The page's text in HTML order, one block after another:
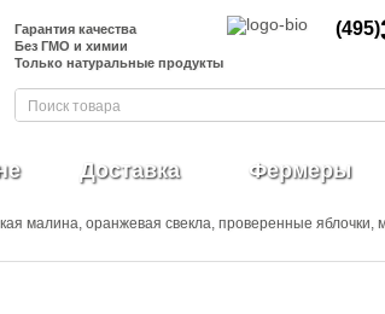
Гарантия качества
Без ГМО и химии
Только натуральные продукты
(495)
Доставка Фермеры
малина, оранжевая свекла, проверенные яблочки,